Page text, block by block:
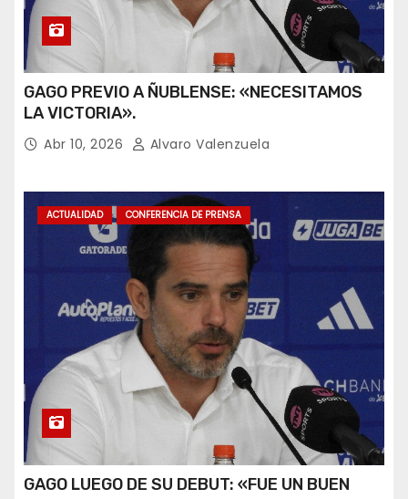
GAGO PREVIO A ÑUBLENSE: «NECESITAMOS
LA VICTORIA».
Abr 10, 2026 Alvaro Valenzuela
ACTUALIDAD CONFERENCIA DE PRENSA
GAGO LUEGO DE SU DEBUT: «FUE UN BUEN